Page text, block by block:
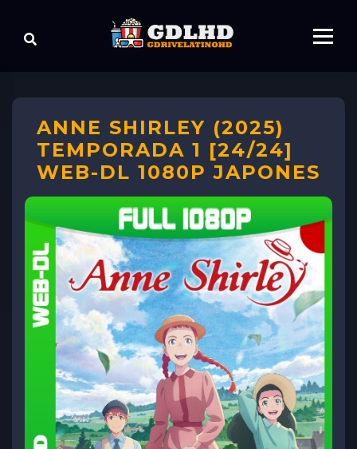
ANNE SHIRLEY (2025)
TEMPORADA 1 [24/24]
WEB-DL 1080P JAPONES